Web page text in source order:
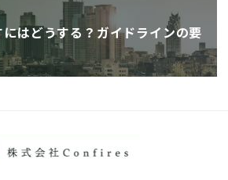
はどうする？ガイドラインの要